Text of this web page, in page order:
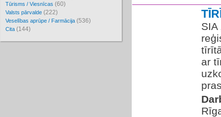
Tūrisms / Viesnīcas (60)
Valsts pārvalde (222)
Veselības aprūpe / Farmācija (536)
Cita (144)
SIA
ar